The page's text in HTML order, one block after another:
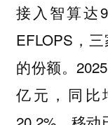
接入智算达
EFLOPS，
的份额。
亿元，同比